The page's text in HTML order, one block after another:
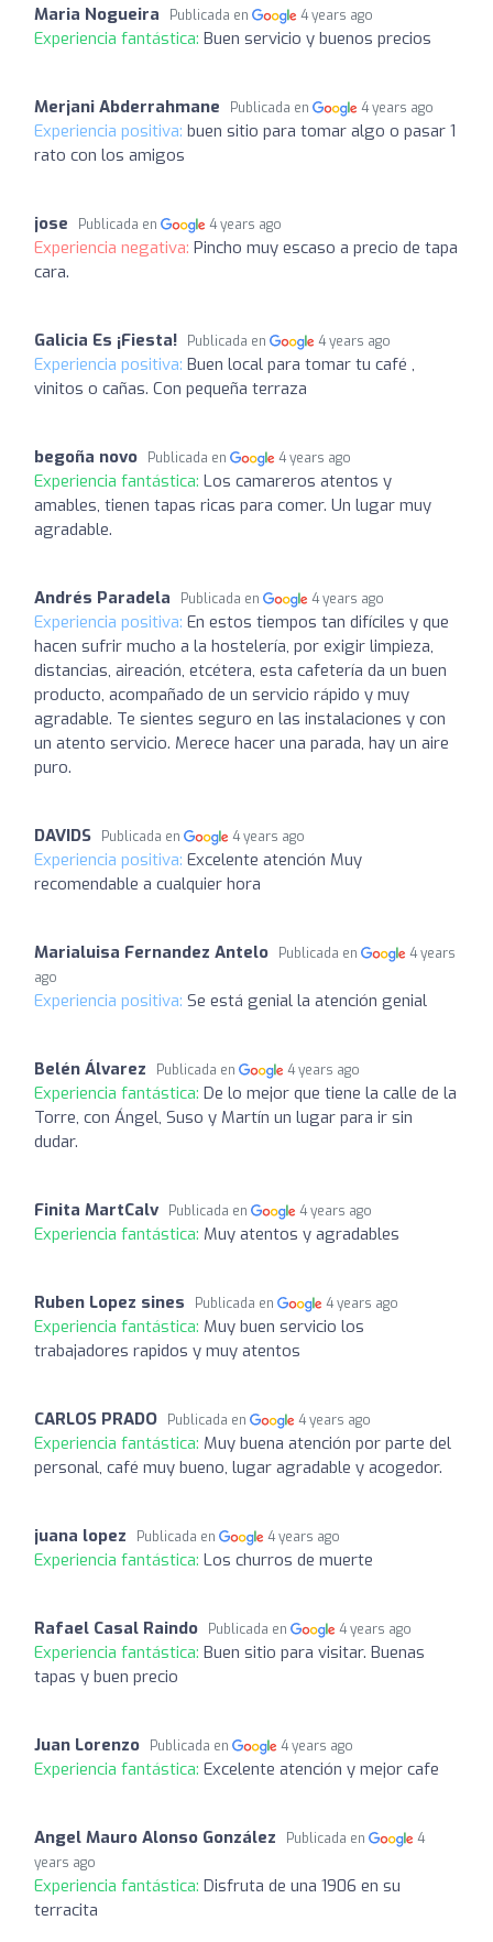
Maria Nogueira Publicada en 4 years ago
Experiencia fantástica: Buen servicio y buenos precios
Merjani Abderrahmane Publicada en 4 years ago
Experiencia positiva: buen sitio para tomar algo o pasar 1
rato con los amigos
jose Publicada en 4 years ago
Experiencia negativa: Pincho muy escaso a precio de tapa
cara.
Galicia Es ¡Fiesta! Publicada en 4 years ago
Experiencia positiva: Buen local para tomar tu café ,
vinitos o cañas. Con pequeña terraza
begoña novo Publicada en 4 years ago
Experiencia fantástica: Los camareros atentos y
amables, tienen tapas ricas para comer. Un lugar muy
agradable.
Andrés Paradela Publicada en 4 years ago
Experiencia positiva: En estos tiempos tan difíciles y que
hacen sufrir mucho a la hostelería, por exigir limpieza,
distancias, aireación, etcétera, esta cafetería da un buen
producto, acompañado de un servicio rápido y muy
agradable. Te sientes seguro en las instalaciones y con
un atento servicio. Merece hacer una parada, hay un aire
puro.
DAVIDS Publicada en 4 years ago
Experiencia positiva: Excelente atención Muy
recomendable a cualquier hora
Marialuisa Fernandez Antelo Publicada en
4 years
ago
Experiencia positiva: Se está genial la atención genial
Belén Álvarez Publicada en 4 years ago
Experiencia fantástica: De lo mejor que tiene la calle de la
Torre, con Ángel, Suso y Martín un lugar para ir sin
dudar.
Finita MartCalv Publicada en 4 years ago
Experiencia fantástica: Muy atentos y agradables
Ruben Lopez sines Publicada en 4 years ago
Experiencia fantástica: Muy buen servicio los
trabajadores rapidos y muy atentos
CARLOS PRADO Publicada en 4 years ago
Experiencia fantástica: Muy buena atención por parte del
personal, café muy bueno, lugar agradable y acogedor.
juana lopez Publicada en 4 years ago
Experiencia fantástica: Los churros de muerte
Rafael Casal Raindo Publicada en 4 years ago
Experiencia fantástica: Buen sitio para visitar. Buenas
tapas y buen precio
Juan Lorenzo Publicada en 4 years ago
Experiencia fantástica: Excelente atención y mejor cafe
Angel Mauro Alonso González Publicada en
4
years ago
Experiencia fantástica: Disfruta de una 1906 en su
terracita